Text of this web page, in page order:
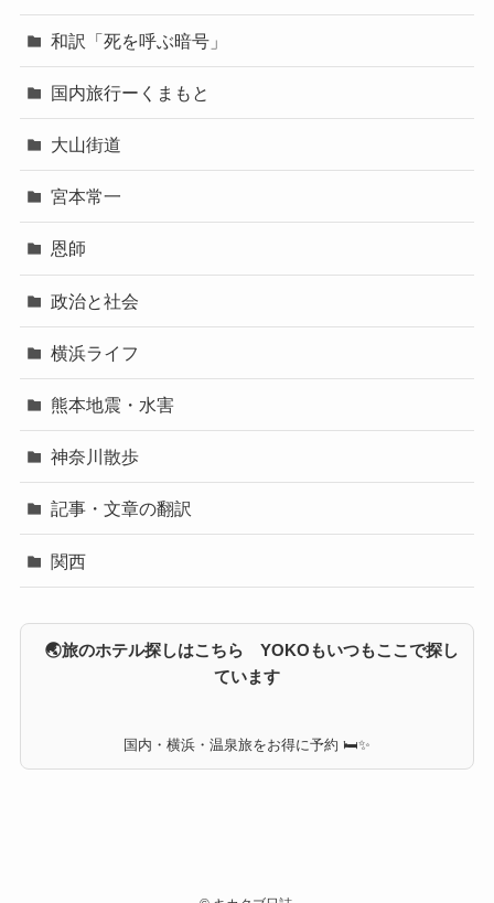
和訳「死を呼ぶ暗号」
国内旅行ーくまもと
大山街道
宮本常一
恩師
政治と社会
横浜ライフ
熊本地震・水害
神奈川散歩
記事・文章の翻訳
関西
🌏旅のホテル探しはこちら YOKOもいつもここで探し
ています